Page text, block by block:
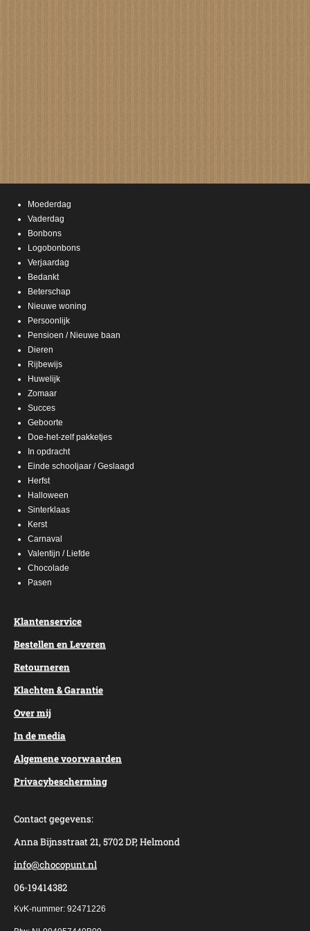
Moederdag
Vaderdag
Bonbons
Logobonbons
Verjaardag
Bedankt
Beterschap
Nieuwe woning
Persoonlijk
Pensioen / Nieuwe baan
Dieren
Rijbewijs
Huwelijk
Zomaar
Succes
Geboorte
Doe-het-zelf pakketjes
In opdracht
Einde schooljaar / Geslaagd
Herfst
Halloween
Sinterklaas
Kerst
Carnaval
Valentijn / Liefde
Chocolade
Pasen
Klantenservice
Bestellen en Leveren
Retourneren
Klachten & Garantie
Over mij
In de media
Algemene voorwaarden
Privacybescherming
Contact gegevens:
Anna Bijnsstraat 21, 5702 DP, Helmond
info@chocopunt.nl
06-19414382
KvK-nummer: 92471226